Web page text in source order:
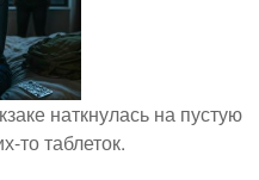
наткнулась на пустую
то таблеток.